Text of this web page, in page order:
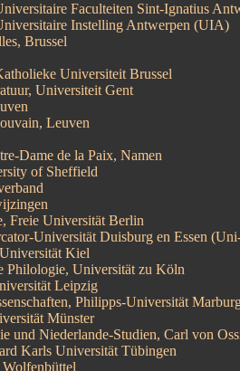
Faculteiten Sint-Ignatius
Instelling Antwerpen (UIA)
Brussel
Universiteit Brussel
Universiteit Gent
Leuven
Dame de la Paix, Namen
of Sheffield
Freie Universität Berlin
Universität Duisburg en Essen
Kiel
Philologie, Universität zu Köln
Leipzig
Philipps-Universität
Münster
und Niederlande-Studien, Carl von
Karls Universität Tübingen